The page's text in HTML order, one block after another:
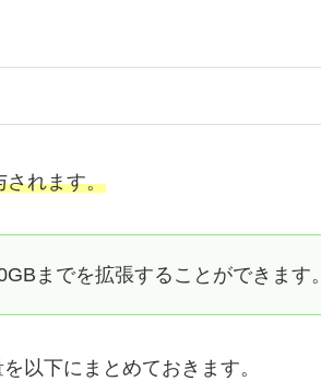
されます。
までを拡張することができます。
以下にまとめておきます。